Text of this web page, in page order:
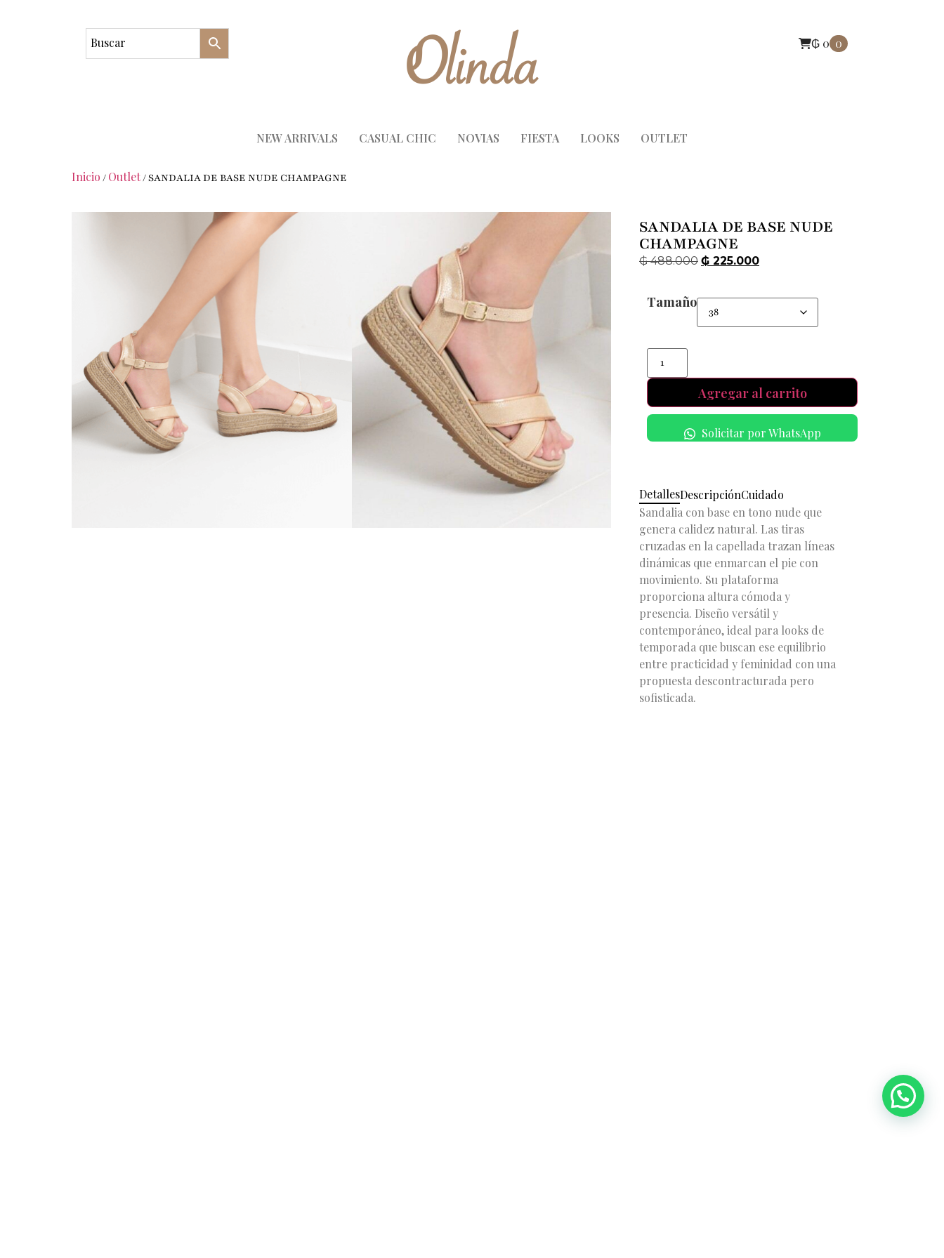
₲ 0 0
NEW ARRIVALS CASUAL CHIC NOVIAS FIESTA LOOKS OUTLET
Inicio / Outlet/ SANDALIA DE BASE NUDE CHAMPAGNE
SANDALIA DE BASE NUDE
CHAMPAGNE
₲488.000 ₲ 225.000
Tamaño
Agregar al carrito
Solicitar por WhatsApp
DetallesDescripciónCuidado
Sandalia con base en tono nude que
genera calidez natural. Las tiras
cruzadas en la capellada trazan líneas
dinámicas que enmarcan el pie con
movimiento. Su plataforma
proporciona altura cómoda y
presencia. Diseño versátil y
contemporáneo, ideal para looks de
temporada que buscan ese equilibrio
entre practicidad y feminidad con una
propuesta descontracturada pero
sofisticada.